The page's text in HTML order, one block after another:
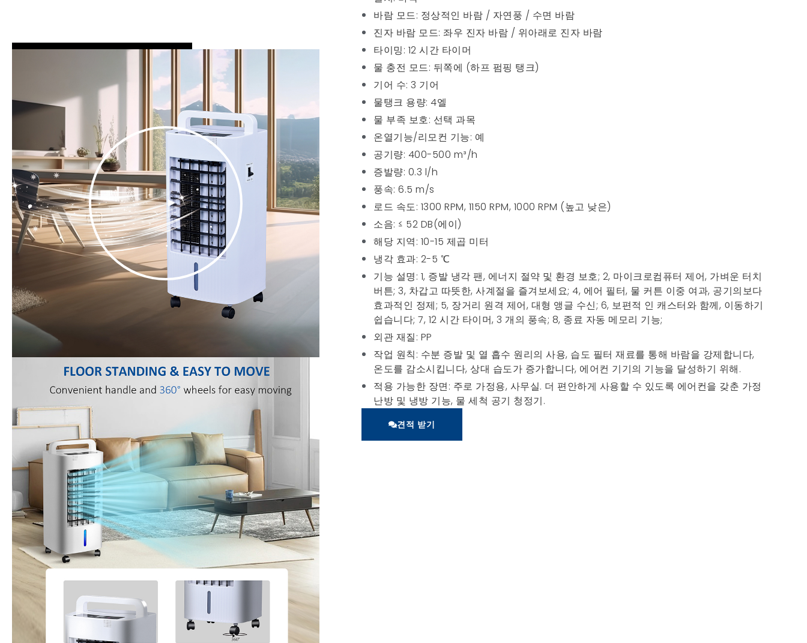
바람 모드: 정상적인 바람 / 자연풍 / 수면 바람
진자 바람 모드: 좌우 진자 바람 / 위아래로 진자 바람
타이밍: 12 시간 타이머
물 충전 모드: 뒤쪽에 (하프 펌핑 탱크)
기어 수: 3 기어
물탱크 용량: 4엘
물 부족 보호: 선택 과목
온열기능/리모컨 기능: 예
공기량: 400-500 m³/h
증발량: 0.3 l/h
풍속: 6.5 m/s
로드 속도: 1300 RPM, 1150 RPM, 1000 RPM (높고 낮은)
소음: ≤ 52 DB(에이)
해당 지역: 10-15 제곱 미터
냉각 효과: 2-5 ℃
기능 설명: 1, 증발 냉각 팬, 에너지 절약 및 환경 보호; 2, 마이크로컴퓨터 제어, 가벼운 터치
버튼; 3, 차갑고 따뜻한, 사계절을 즐겨보세요; 4, 에어 필터, 물 커튼 이중 여과, 공기의보다
효과적인 정제; 5, 장거리 원격 제어, 대형 앵글 수신; 6, 보편적 인 캐스터와 함께, 이동하기
쉽습니다; 7, 12 시간 타이머, 3 개의 풍속; 8, 종료 자동 메모리 기능;
외관 재질: PP
작업 원칙: 수분 증발 및 열 흡수 원리의 사용, 습도 필터 재료를 통해 바람을 강제합니다,
온도를 감소시킵니다, 상대 습도가 증가합니다, 에어컨 기기의 기능을 달성하기 위해.
적용 가능한 장면: 주로 가정용, 사무실. 더 편안하게 사용할 수 있도록 에어컨을 갖춘 가정
난방 및 냉방 기능, 물 세척 공기 청정기.
견적 받기